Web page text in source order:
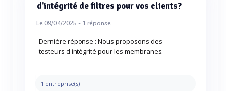
d'intégrité de filtres pour vos clients?
Le 09/04/2025 - 1réponse
Dernière réponse : Nous proposons des
testeurs d'intégrité pour les membranes.
1 entreprise(s)